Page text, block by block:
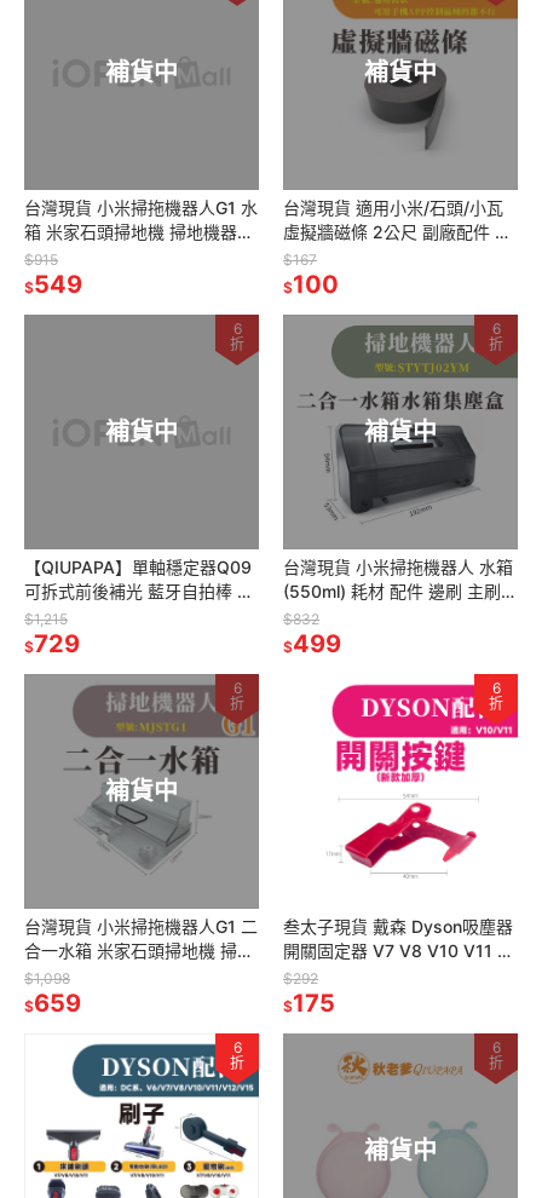
補貨中
台灣現貨 小米掃拖機器人G1 水
箱 米家石頭掃地機 掃地機器人
副廠 配件 耗材 MJSTG1
$915
$549
補貨中
台灣現貨 適用小米/石頭/小瓦
虛擬牆磁條 2公尺 副廠配件 耗
材 掃地機器人 可拆式 可拆
$167
$100
補貨中
6
折
【QIUPAPA】單軸穩定器Q09
可拆式前後補光 藍牙自拍棒 三
腳架 美顏補光 防抖 VLOG 單
軸穩拍器 雲台穩定器
$1,215
$729
補貨中
6
折
台灣現貨 小米掃拖機器人 水箱
(550ml) 耗材 配件 邊刷 主刷
抹布 濾網 主刷罩 虛擬牆
STYTJ02YM
$832
$499
補貨中
6
折
台灣現貨 小米掃拖機器人G1 二
合一水箱 米家石頭掃地機 掃地
機器人 副廠 配件 耗材
MJSTG1
$1,098
$659
6
折
叁太子現貨 戴森 Dyson吸塵器
開關固定器 V7 V8 V10 V11 開
關固定鎖 按鍵固定 開關卡扣 自
動開關
$292
$175
6
折
補貨中
6
折